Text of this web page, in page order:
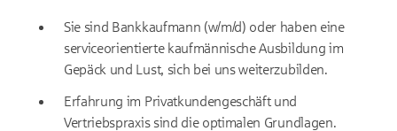
Sie sind Bankkaufmann (w/m/d) oder haben eine
serviceorientierte kaufmännische Ausbildung im
Gepäck und Lust, sich bei uns weiterzubilden.
Erfahrung im Privatkundengeschäft und
Vertriebspraxis sind die optimalen Grundlagen.